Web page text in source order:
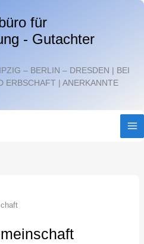
für
- Gutachter
– BERLIN – DRESDEN | BEI
ERBSCHAFT | ANERKANNTE